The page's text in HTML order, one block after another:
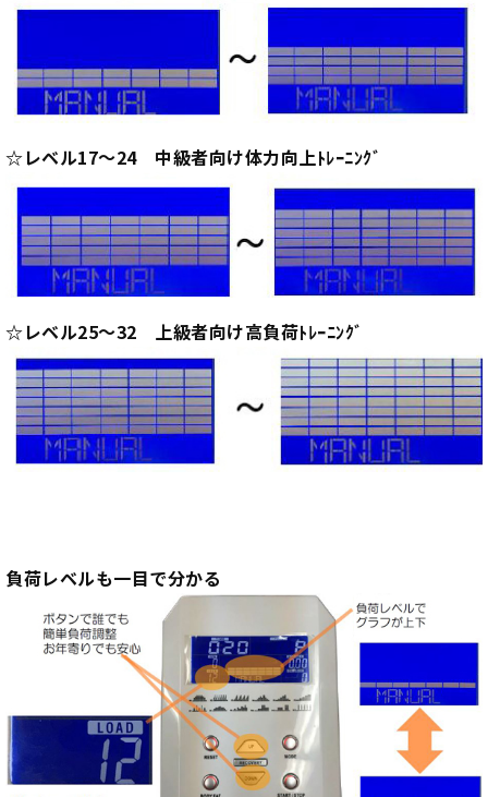
☆レベル17～24 中級者向け体力向上ﾄﾚｰﾆﾝｸﾞ
☆レベル25～32 上級者向け高負荷ﾄﾚｰﾆﾝｸﾞ
負荷レベルも一目で分かる